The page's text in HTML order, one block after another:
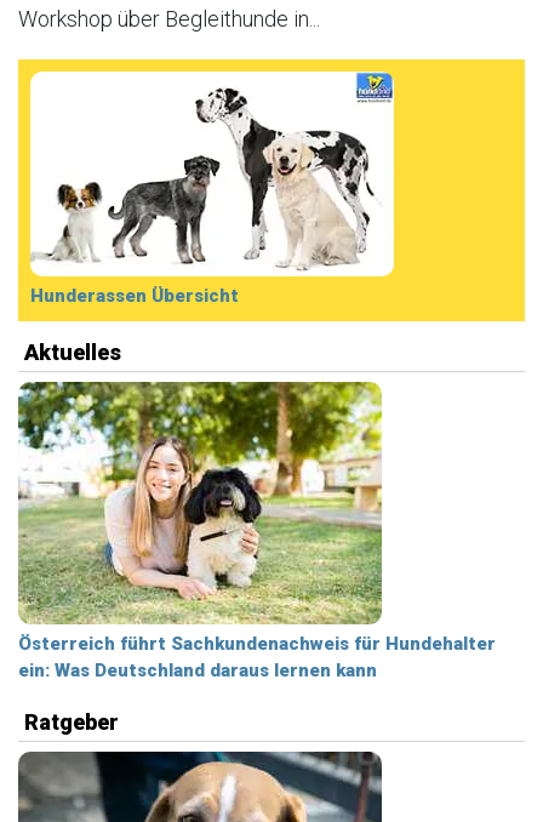
Workshop über Begleithunde in...
Hunderassen Übersicht
Aktuelles
Österreich führt Sachkundenachweis für Hundehalter
ein: Was Deutschland daraus lernen kann
Ratgeber